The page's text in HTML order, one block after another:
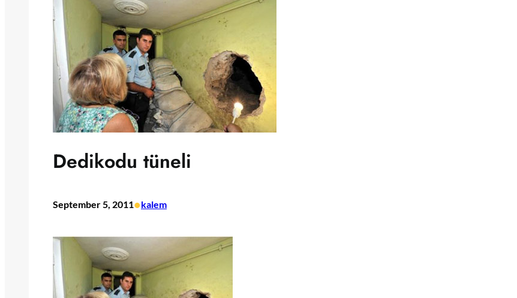
Dedikodu tüneli
September 5, 2011•kalem